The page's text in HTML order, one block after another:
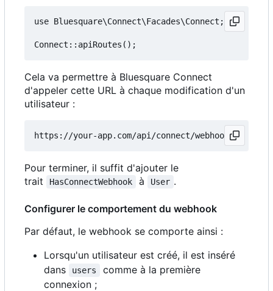
use Bluesquare\Connect\Facades\Connect;
Cela va permettre à Bluesquare Connect
d'appeler cette URL à chaque modification d'un
utilisateur :
Pour terminer, il suffit d'ajouter le
trait
HasConnectWebhook à User .
Configurer le comportement du webhook
Par défaut, le webhook se comporte ainsi :
Lorsqu'un utilisateur est créé, il est inséré
dans
users
comme à la première
connexion ;